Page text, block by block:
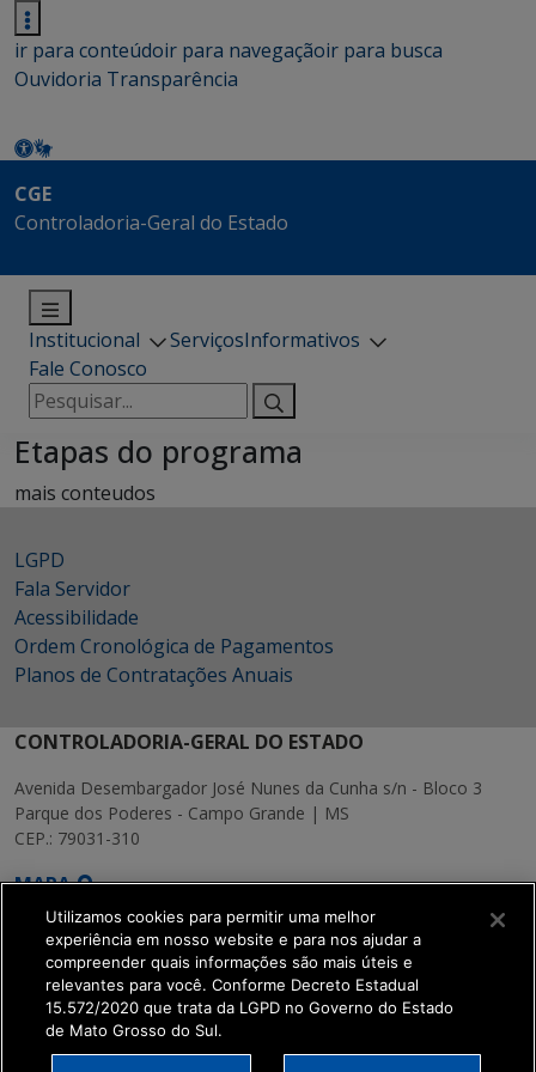
ir para conteúdoir para navegaçãoir para busca
Ouvidoria Transparência
CGE
Controladoria-Geral do Estado
Institucional ServiçosInformativos
Fale Conosco
Pesquisar
por:
Etapas do programa
mais conteudos
LGPD
Fala Servidor
Acessibilidade
Ordem Cronológica de Pagamentos
Planos de Contratações Anuais
CONTROLADORIA-GERAL DO ESTADO
Avenida Desembargador José Nunes da Cunha s/n - Bloco 3
Parque dos Poderes - Campo Grande | MS
CEP.: 79031-310
MAPA
SETDIG | Secretaria-
Executiva de
Utilizamos cookies para permitir uma melhor
experiência em nosso website e para nos ajudar a
compreender quais informações são mais úteis e
relevantes para você. Conforme Decreto Estadual
15.572/2020 que trata da LGPD no Governo do Estado
de Mato Grosso do Sul.